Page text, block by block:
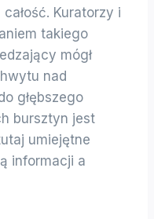
Kuratorzy i
takiego
mógł
nad
głębszego
bursztyn jest
umiejętne
informacji a